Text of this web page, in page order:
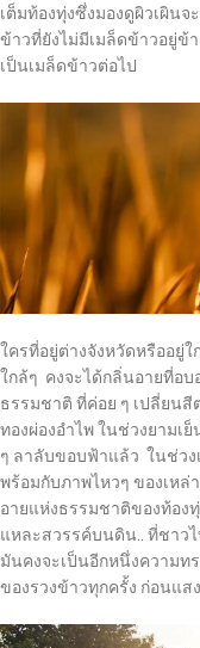
เต็มท้องทุ่งซึ่งมองดูผิวเผิน
ข้าวที่ยังไม่มีเมล็ดข้าวอยู่ข้
เป็นเมล็ดข้าวต่อไป
ใครที่อยู่ต่างจังหวัดหรืออยู่ใ
ใกล้ๆ คงจะได้กลิ่นอายที่อ
ธรรมชาติ ที่ค่อย ๆ เปลี่ยน
ทองผ่องอำไพ ในช่วงยามเ
ๆ ลาลับขอบฟ้าแล้ว ในช่วง
พร้อมกับภาพไหวๆ ของเหล่
อายแห่งธรรมชาติของท้อง
แหละสวรรค์บนดิน.. ที่ชาวไ
มันคงจะเป็นอีกหนึ่งความท
ของรวงข้าวทุกครั้ง ก่อนแ